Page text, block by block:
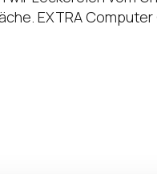
EXTRA Computer